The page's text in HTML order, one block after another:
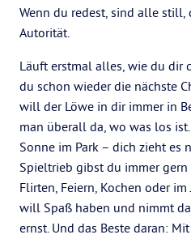
Wenn du redest, sind alle
Autorität.
Läuft erstmal alles, wie du dir
du schon wieder die nächste
will der Löwe in dir immer in
man überall da, wo was los ist.
Sonne im Park – dich zieht es
Spieltrieb gibst du immer gern
Flirten, Feiern, Kochen oder im
will Spaß haben und nimmt
ernst. Und das Beste daran: